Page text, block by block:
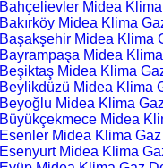
Bahçelievler Midea
Bakırköy Midea Klima
Başakşehir Midea Klima
Bayrampaşa Midea
Beşiktaş Midea Klima
Beylikdüzü Midea Klima
Beyoğlu Midea Klima
Büyükçekmece Midea
Esenler Midea Klima
Esenyurt Midea Klima